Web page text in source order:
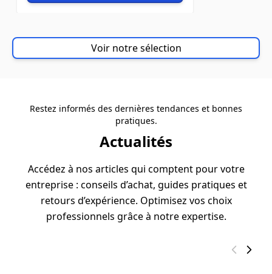
Voir notre sélection
Restez informés des dernières tendances et bonnes
pratiques.
Actualités
Accédez à nos articles qui comptent pour votre
entreprise : conseils d’achat, guides pratiques et
retours d’expérience. Optimisez vos choix
professionnels grâce à notre expertise.